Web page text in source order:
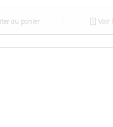
au panier Voir